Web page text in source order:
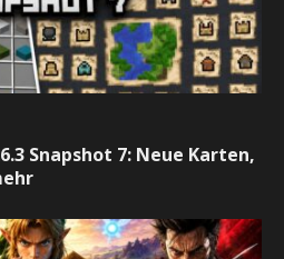
Snapshot 7: Neue Karten,